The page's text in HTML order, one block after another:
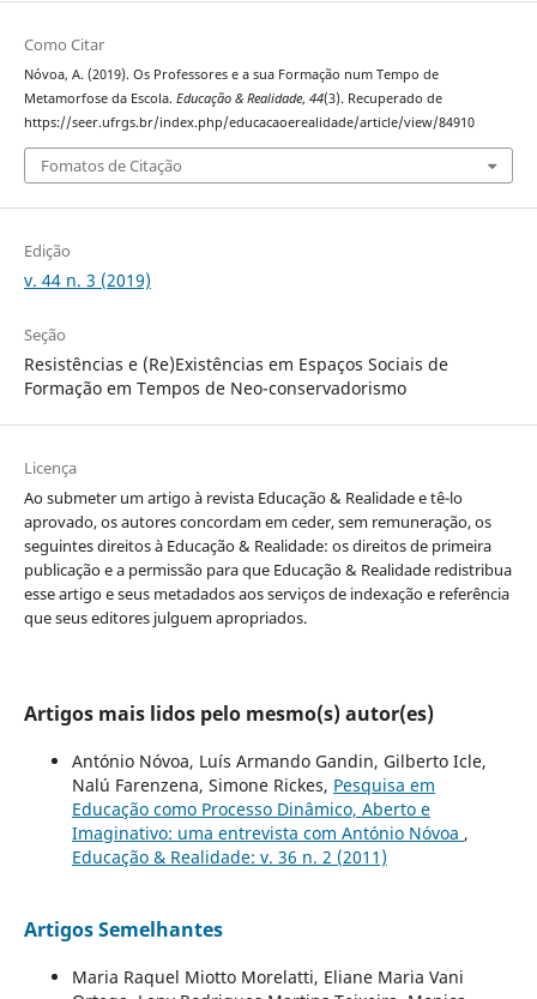
Como Citar
Nóvoa, A. (2019). Os Professores e a sua Formação num Tempo de
Metamorfose da Escola. Educação & Realidade, 44(3). Recuperado de
https://seer.ufrgs.br/index.php/educacaoerealidade/article/view/84910
Fomatos de Citação
Edição
v. 44 n. 3 (2019)
Seção
Resistências e (Re)Existências em Espaços Sociais de
Formação em Tempos de Neo-conservadorismo
Licença
Ao submeter um artigo à revista Educação & Realidade e tê-lo
aprovado, os autores concordam em ceder, sem remuneração, os
seguintes direitos à Educação & Realidade: os direitos de primeira
publicação e a permissão para que Educação & Realidade redistribua
esse artigo e seus metadados aos serviços de indexação e referência
que seus editores julguem apropriados.
Artigos mais lidos pelo mesmo(s) autor(es)
António Nóvoa, Luís Armando Gandin, Gilberto Icle,
Nalú Farenzena, Simone Rickes, Pesquisa em
Educação como Processo Dinâmico, Aberto e
Imaginativo: uma entrevista com António Nóvoa ,
Educação & Realidade: v. 36 n. 2 (2011)
Artigos Semelhantes
Maria Raquel Miotto Morelatti, Eliane Maria Vani